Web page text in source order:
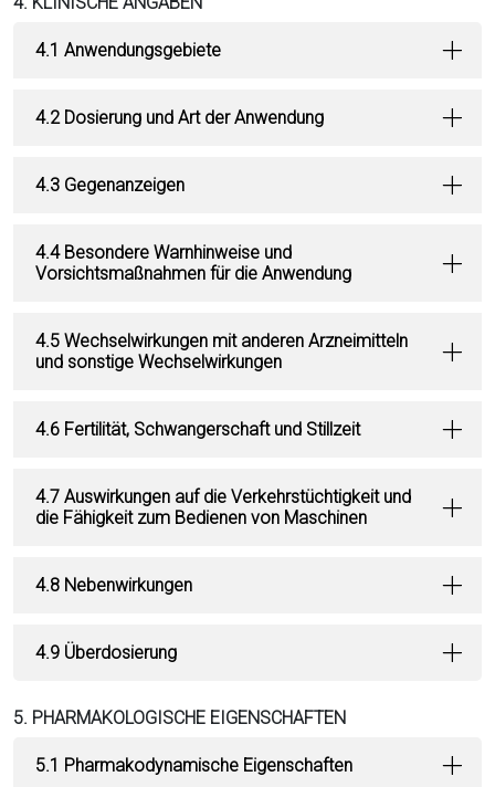
4.1 Anwendungsgebiete
4.2 Dosierung und Art der Anwendung
4.3 Gegenanzeigen
4.4 Besondere Warnhinweise und
Vorsichtsmaßnahmen für die Anwendung
4.5 Wechselwirkungen mit anderen Arzneimitteln
und sonstige Wechselwirkungen
4.6 Fertilität, Schwangerschaft und Stillzeit
4.7 Auswirkungen auf die Verkehrstüchtigkeit und
die Fähigkeit zum Bedienen von Maschinen
4.8 Nebenwirkungen
4.9 Überdosierung
5. PHARMAKOLOGISCHE EIGENSCHAFTEN
5.1 Pharmakodynamische Eigenschaften